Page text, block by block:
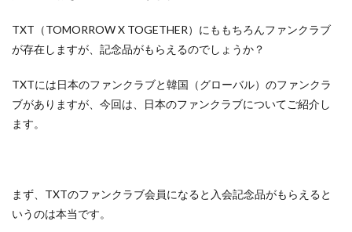
TXT（TOMORROW X TOGETHER）にももちろんファンクラブ
が存在しますが、記念品がもらえるのでしょうか？
TXTには日本のファンクラブと韓国（グローバル）のファンクラ
ブがありますが、今回は、日本のファンクラブについてご紹介し
ます。
まず、TXTのファンクラブ会員になると入会記念品がもらえると
いうのは本当です。